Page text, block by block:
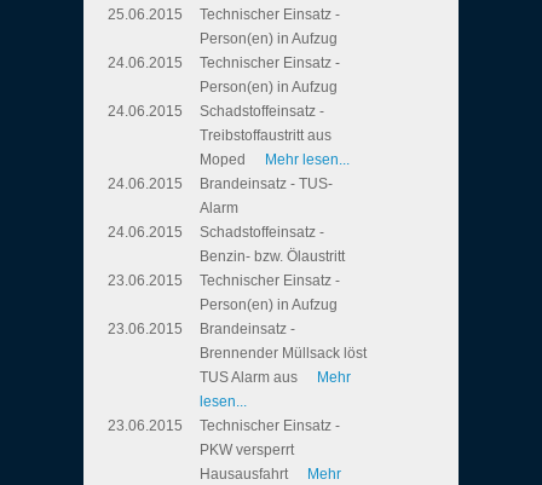
25.06.2015
Technischer Einsatz -
Person(en) in Aufzug
24.06.2015
Technischer Einsatz -
Person(en) in Aufzug
24.06.2015
Schadstoffeinsatz -
Treibstoffaustritt aus
Moped
Mehr lesen...
24.06.2015
Brandeinsatz - TUS-
Alarm
24.06.2015
Schadstoffeinsatz -
Benzin- bzw. Ölaustritt
23.06.2015
Technischer Einsatz -
Person(en) in Aufzug
23.06.2015
Brandeinsatz -
Brennender Müllsack löst
TUS Alarm aus
Mehr
lesen...
23.06.2015
Technischer Einsatz -
PKW versperrt
Hausausfahrt
Mehr